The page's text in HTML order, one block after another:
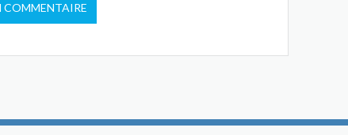
COMMENTAIRE